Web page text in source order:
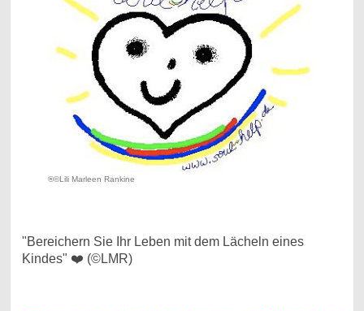
®©Lili Marleen Rankine
"Bereichern Sie Ihr Leben mit dem Lächeln eines
Kindes" ❤️ (©LMR)